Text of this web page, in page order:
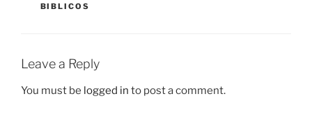
BIBLICOS
Leave a Reply
You must be logged in to post a comment.